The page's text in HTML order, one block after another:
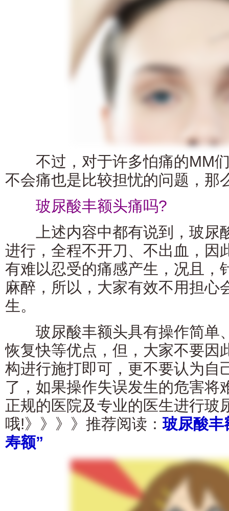
不过，对于许多怕痛的MM们
不会痛也是比较担忧的问题，那
玻尿酸丰额头痛吗?
上述内容中都有说到，玻尿
进行，全程不开刀、不出血，因
有难以忍受的痛感产生，况且，
麻醉，所以，大家有效不用担心
生。
玻尿酸丰额头具有操作简单
恢复快等优点，但，大家不要因
构进行施打即可，更不要认为自
了，如果操作失误发生的危害将
正规的医院及专业的医生进行玻
哦!》》》》推荐阅读：玻尿酸丰
寿额”